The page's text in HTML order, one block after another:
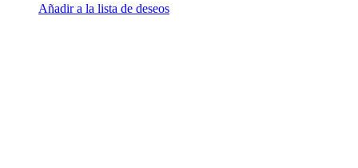
Añadir a la lista de deseos